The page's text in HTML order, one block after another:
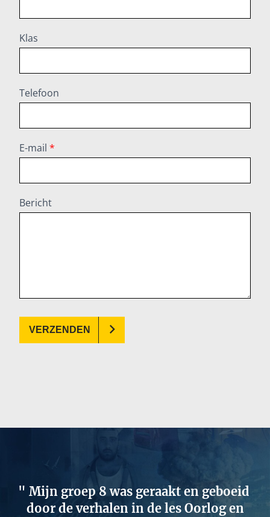
Klas
Telefoon
E-mail *
Bericht
VERZENDEN
Mijn groep 8 was geraakt en geboeid
door de verhalen in de les Oorlog en